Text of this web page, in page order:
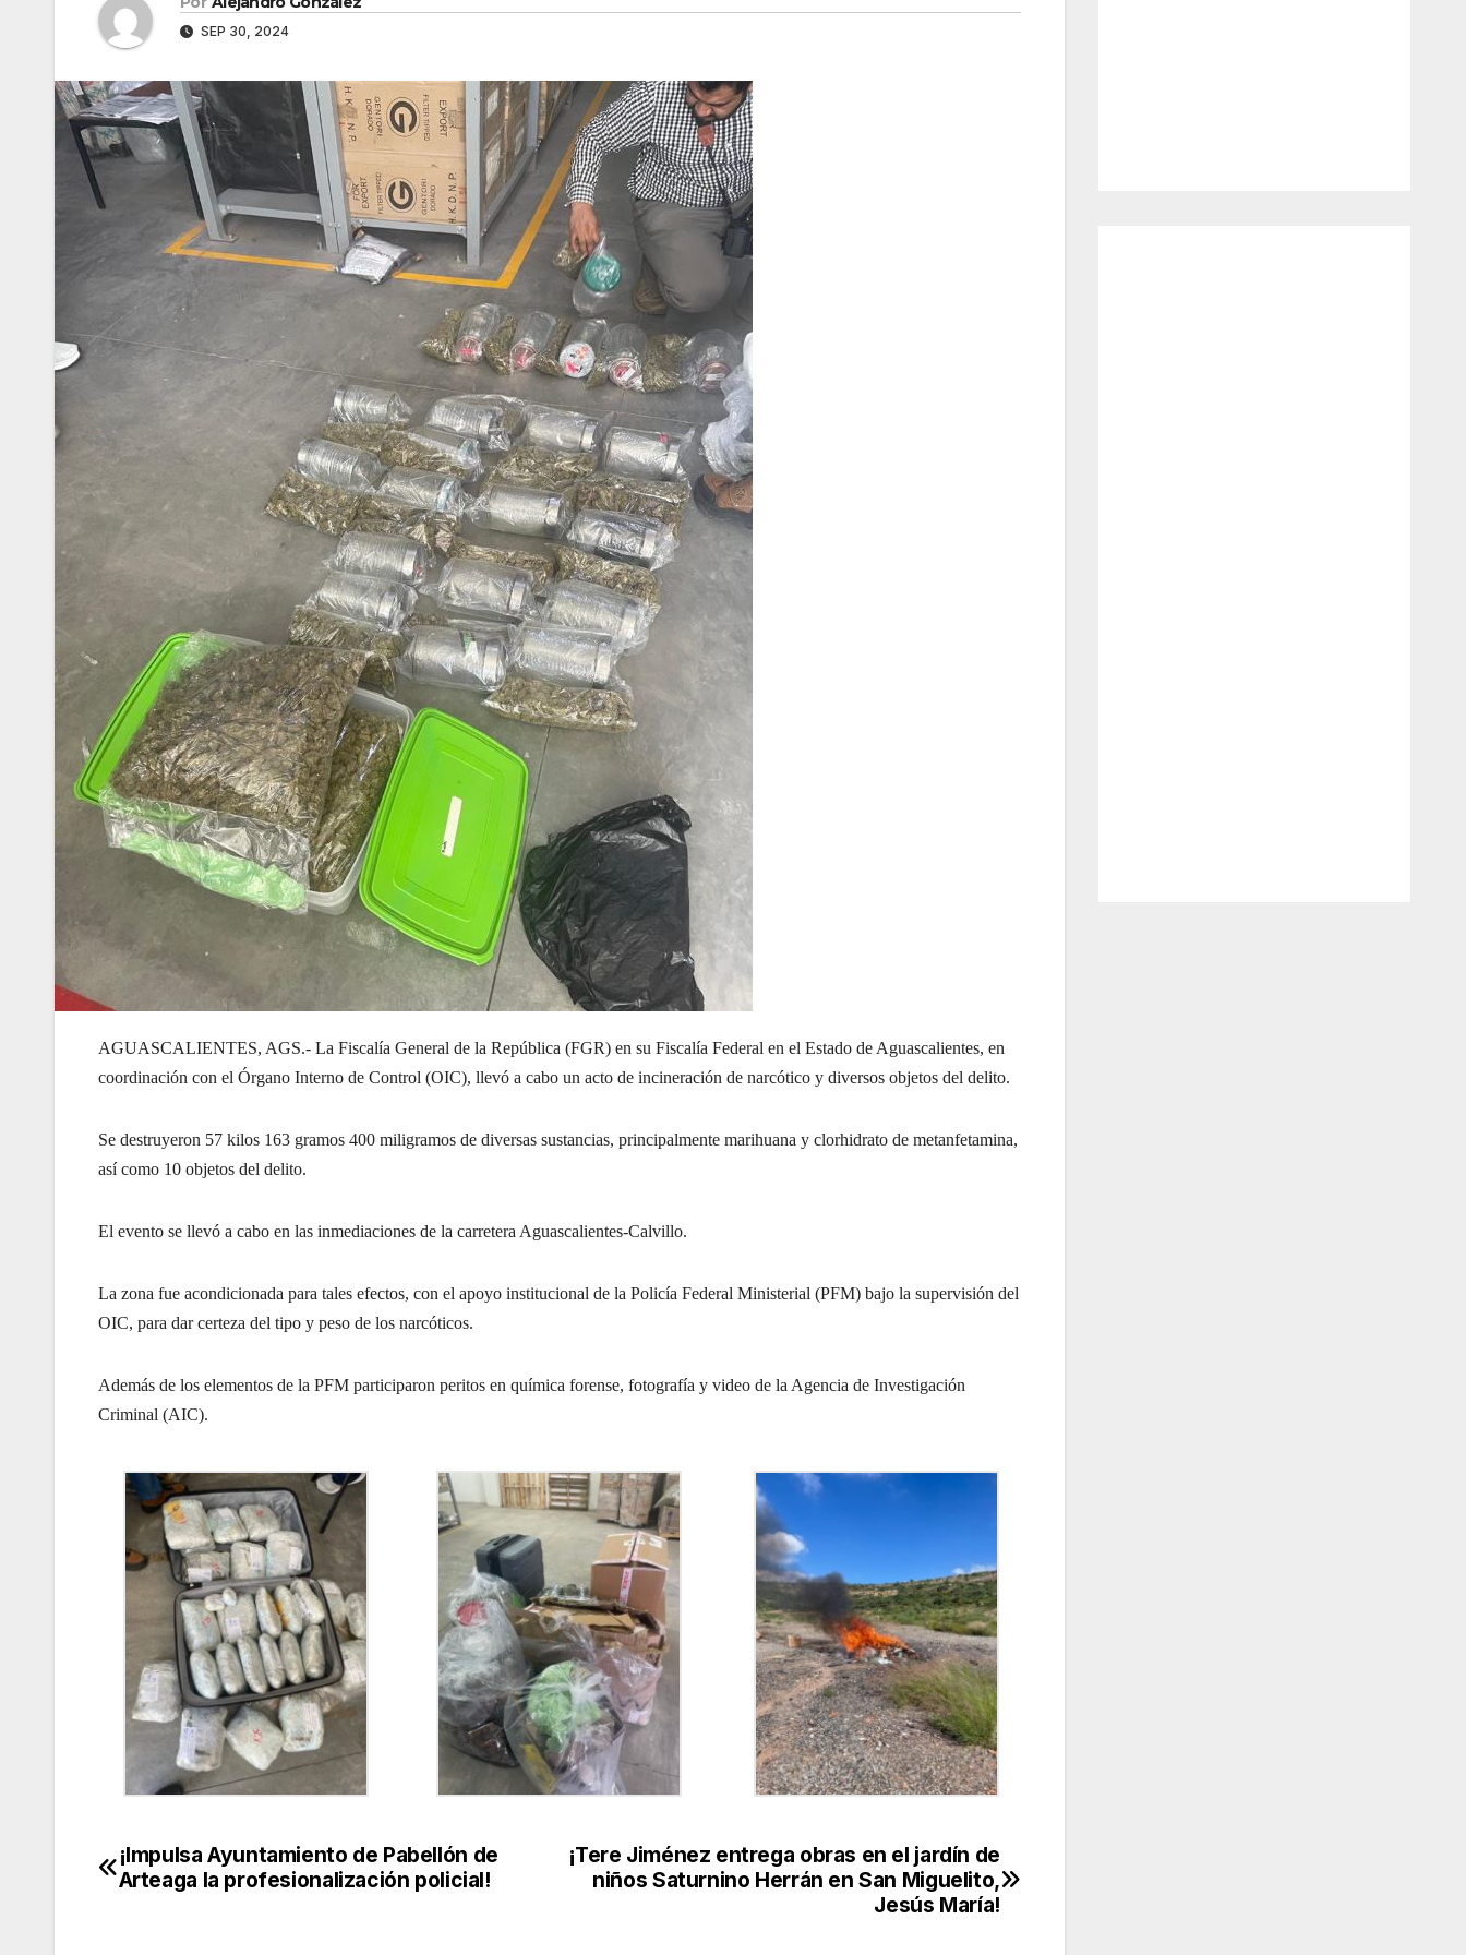
SEP 30, 2024
AGUASCALIENTES, AGS.- La Fiscalía General de la República (FGR) en su Fiscalía Federal en el Estado de Aguascalientes, en
coordinación con el Órgano Interno de Control (OIC), llevó a cabo un acto de incineración de narcótico y diversos objetos del delito.
Se destruyeron 57 kilos 163 gramos 400 miligramos de diversas sustancias, principalmente marihuana y clorhidrato de metanfetamina,
así como 10 objetos del delito.
El evento se llevó a cabo en las inmediaciones de la carretera Aguascalientes-Calvillo.
La zona fue acondicionada para tales efectos, con el apoyo institucional de la Policía Federal Ministerial (PFM) bajo la supervisión del
OIC, para dar certeza del tipo y peso de los narcóticos.
Además de los elementos de la PFM participaron peritos en química forense, fotografía y video de la Agencia de Investigación
Criminal (AIC).
Navegación
¡Tere Jiménez entrega obras en el jardín de
niños Saturnino Herrán en San Miguelito,
Jesús María!
¡Impulsa Ayuntamiento de Pabellón de
Arteaga la profesionalización policial!